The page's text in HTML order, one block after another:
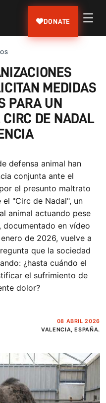
DONATE
MEDIDAS
PARA UN
CIRC DE NADAL
defensa animal han
conjunta ante el
el presunto maltrato
"Circ de Nadal", un
animal actuando pese
documentado en vídeo
de 2026, vuelve a
que la sociedad
¿hasta cuándo el
el sufrimiento de
dolor?
08 ABRIL 2026
VALENCIA, ESPAÑA.